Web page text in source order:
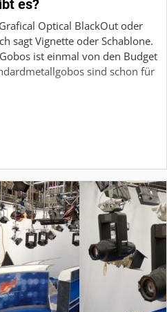
es?
Optical BlackOut oder
sagt Vignette oder Schablone.
ist einmal von den Budget
sind schon für